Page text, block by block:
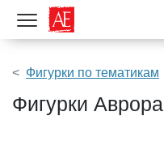
Показать меню
Фигурки по тематикам
Фигурки Аврора